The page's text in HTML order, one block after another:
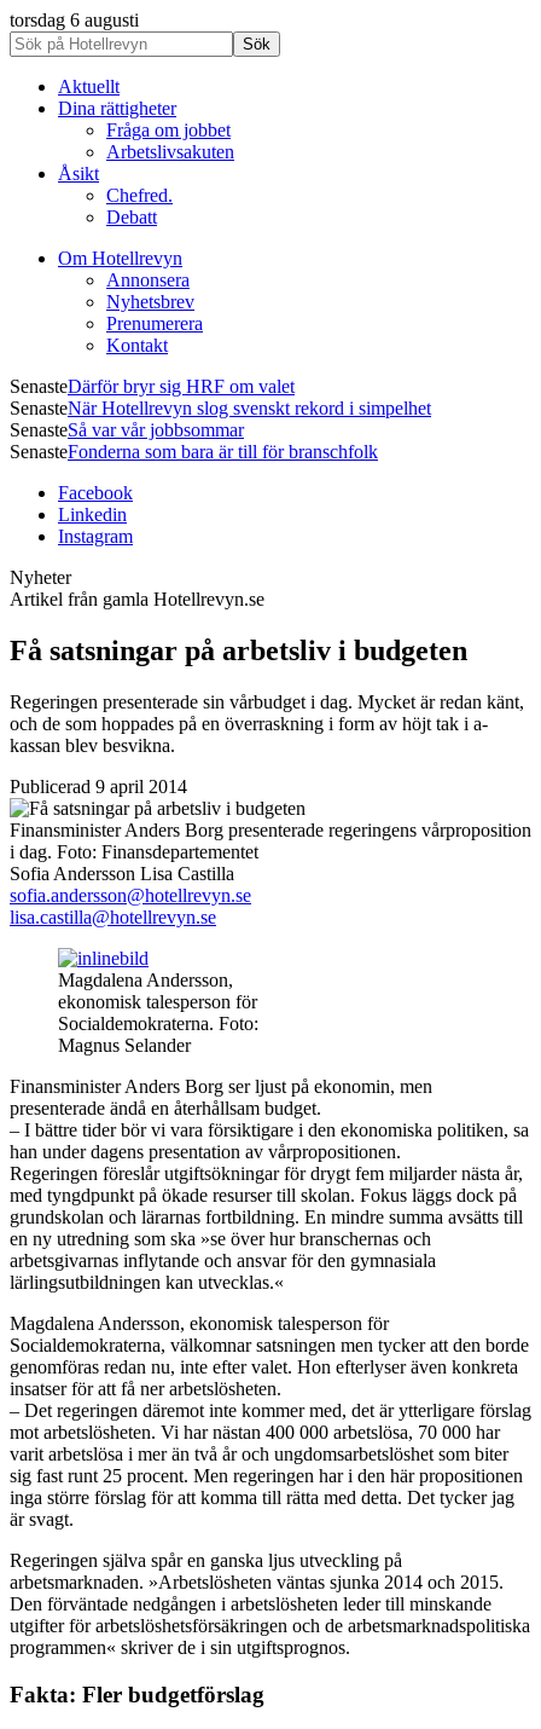
torsdag 6 augusti
Aktuellt
Dina rättigheter
Fråga om jobbet
Arbetslivsakuten
Åsikt
Chefred.
Debatt
Om Hotellrevyn
Annonsera
Nyhetsbrev
Prenumerera
Kontakt
SenasteDärför bryr sig HRF om valet
SenasteNär Hotellrevyn slog svenskt rekord i simpelhet
SenasteSå var vår jobbsommar
SenasteFonderna som bara är till för branschfolk
Facebook
Linkedin
Instagram
Nyheter
Artikel från gamla Hotellrevyn.se
Få satsningar på arbetsliv i budgeten
Regeringen presenterade sin vårbudget i dag. Mycket är redan känt,
och de som hoppades på en överraskning i form av höjt tak i a-
kassan blev besvikna.
Publicerad 9 april 2014
Finansminister Anders Borg presenterade regeringens vårproposition
i dag. Foto: Finansdepartementet
Sofia Andersson Lisa Castilla
sofia.andersson@hotellrevyn.se
lisa.castilla@hotellrevyn.se
Magdalena Andersson,
ekonomisk talesperson för
Socialdemokraterna. Foto:
Magnus Selander
Finansminister Anders Borg ser ljust på ekonomin, men
presenterade ändå en återhållsam budget.
– I bättre tider bör vi vara försiktigare i den ekonomiska politiken, sa
han under dagens presentation av vårpropositionen.
Regeringen föreslår utgiftsökningar för drygt fem miljarder nästa år,
med tyngdpunkt på ökade resurser till skolan. Fokus läggs dock på
grundskolan och lärarnas fortbildning. En mindre summa avsätts till
en ny utredning som ska »se över hur branschernas och
arbetsgivarnas inflytande och ansvar för den gymnasiala
lärlingsutbildningen kan utvecklas.«
Magdalena Andersson, ekonomisk talesperson för
Socialdemokraterna, välkomnar satsningen men tycker att den borde
genomföras redan nu, inte efter valet. Hon efterlyser även konkreta
insatser för att få ner arbetslösheten.
– Det regeringen däremot inte kommer med, det är ytterligare förslag
mot arbetslösheten. Vi har nästan 400 000 arbetslösa, 70 000 har
varit arbetslösa i mer än två år och ungdomsarbetslöshet som biter
sig fast runt 25 procent. Men regeringen har i den här propositionen
inga större förslag för att komma till rätta med detta. Det tycker jag
är svagt.
Regeringen själva spår en ganska ljus utveckling på
arbetsmarknaden. »Arbetslösheten väntas sjunka 2014 och 2015.
Den förväntade nedgången i arbetslösheten leder till minskande
utgifter för arbetslöshetsförsäkringen och de arbetsmarknadspolitiska
programmen« skriver de i sin utgiftsprognos.
Fakta: Fler budgetförslag